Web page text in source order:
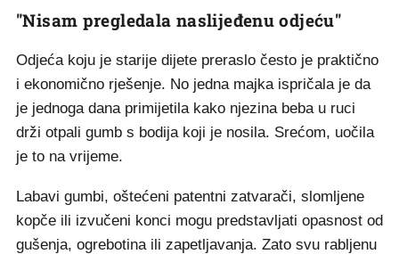
"Nisam pregledala naslijeđenu odjeću"
Odjeća koju je starije dijete preraslo često je praktično
i ekonomično rješenje. No jedna majka ispričala je da
je jednoga dana primijetila kako njezina beba u ruci
drži otpali gumb s bodija koji je nosila. Srećom, uočila
je to na vrijeme.
Labavi gumbi, oštećeni patentni zatvarači, slomljene
kopče ili izvučeni konci mogu predstavljati opasnost od
gušenja, ogrebotina ili zapetljavanja. Zato svu rabljenu